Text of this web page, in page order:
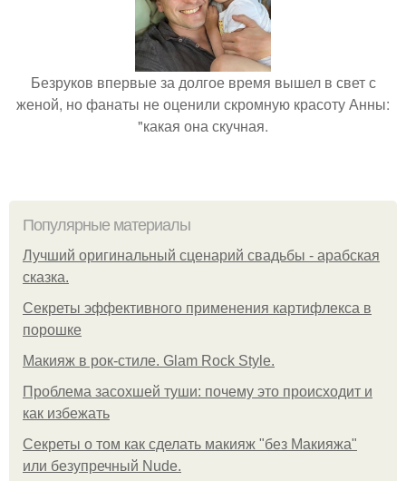
Безруков впервые за долгое время вышел в свет с
женой, но фанаты не оценили скромную красоту Анны:
"какая она скучная.
Популярные материалы
Лучший оригинальный сценарий свадьбы - арабская
сказка.
Секреты эффективного применения картифлекса в
порошке
Макияж в рок-стиле. Glam Rock Style.
Проблема засохшей туши: почему это происходит и
как избежать
Секреты о том как сделать макияж "без Макияжа"
или безупречный Nude.